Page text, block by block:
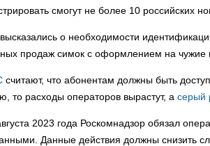
смогут не более 10 российских
о необходимости
продаж симок с оформлением на чужие
считают, что абонентам должны быть
то расходы операторов вырастут, а серый
2023 года Роскомнадзор обязал
Данные действия должны снизить